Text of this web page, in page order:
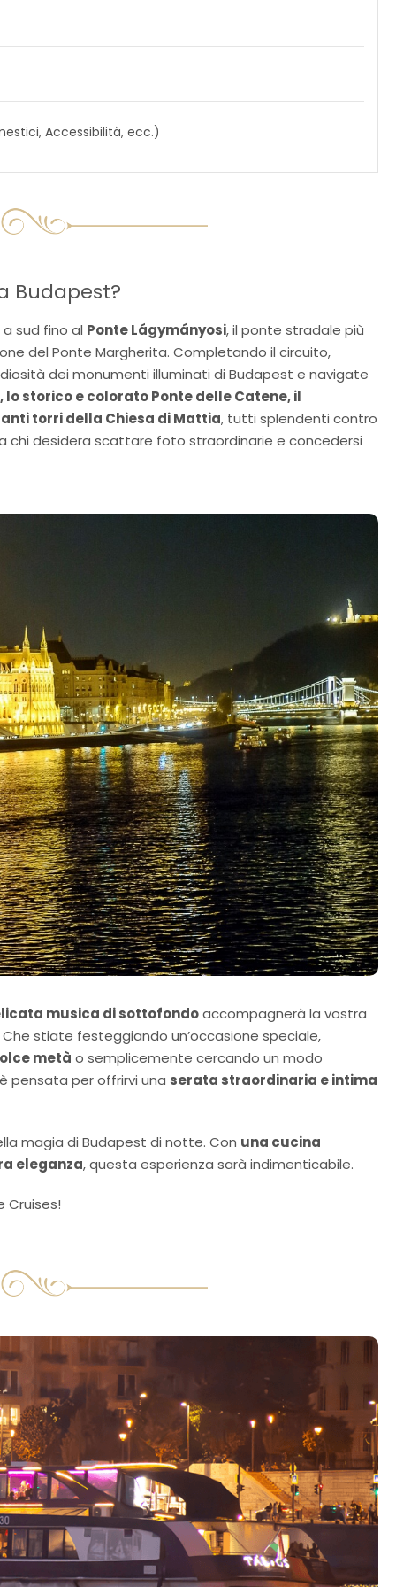
Accessibilità, ecc.)
Budapest?
sud fino al Ponte Lágymányosi, il ponte stradale più
del Ponte Margherita. Completando il circuito,
dei monumenti illuminati di Budapest e navigate
storico e colorato Ponte delle Catene, il
torri della Chiesa di Mattia, tutti splendenti contro
chi desidera scattare foto straordinarie e concedersi
musica di sottofondoaccompagnerà la vostra
stiate festeggiando un’occasione speciale,
metà o semplicemente cercando un modo
pensata per offrirvi una serata straordinaria e intima
magia di Budapest di notte. Con una cucina
eleganza, questa esperienza sarà indimenticabile.
Cruises!